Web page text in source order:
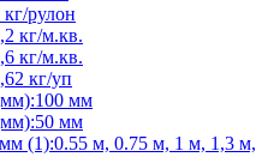
рулон
кг/м.кв.
кг/м.кв.
кг/уп
мм
мм
(1):0.55 м, 0.75 м, 1 м, 1,3 м,